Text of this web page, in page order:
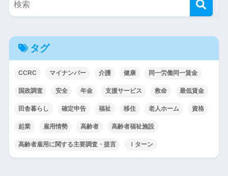
タグ
CCRC マイナンバー 介護 健康 同一労働同一賃金
国政調査 安全 年金 支援サービス 救命 最低賃金
田舎暮らし 確定申告 福祉 移住 老人ホーム 資格
起業 雇用情勢 高齢者 高齢者福祉施設
高齢者雇用に関する主要調査・提言 Ｉターン